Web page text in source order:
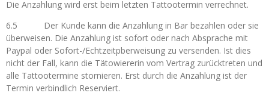
Die Anzahlung wird erst beim letzten Tattootermin verrechnet.
6.5 Der Kunde kann die Anzahlung in Bar bezahlen oder sie
überweisen. Die Anzahlung ist sofort oder nach Absprache mit
Paypal oder Sofort-/Echtzeitpberweisung zu versenden. Ist dies
nicht der Fall, kann die Tätowiererin vom Vertrag zurücktreten und
alle Tattootermine stornieren. Erst durch die Anzahlung ist der
Termin verbindlich Reserviert.